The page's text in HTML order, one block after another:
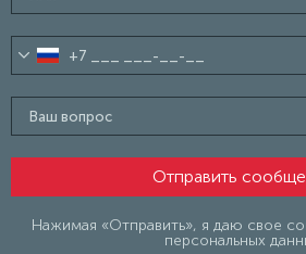
Нажимая «Отправить», я даю свое
персональных